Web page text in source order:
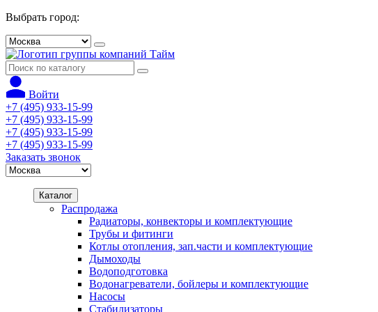
Выбрать город:
Войти
+7 (495) 933-15-99
+7 (495) 933-15-99
+7 (495) 933-15-99
+7 (495) 933-15-99
Заказать звонок
Каталог
Распродажа
Радиаторы, конвекторы и комплектующие
Трубы и фитинги
Котлы отопления, зап.части и комплектующие
Дымоходы
Водоподготовка
Водонагреватели, бойлеры и комплектующие
Насосы
Стабилизаторы